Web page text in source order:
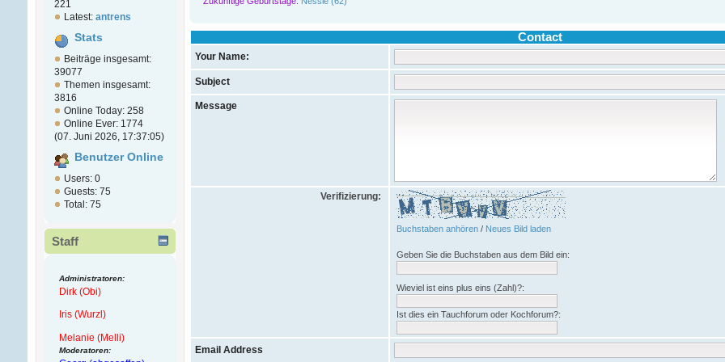
221
Latest: antrens
Stats
Beiträge insgesamt:
39077
Themen insgesamt:
3816
Online Today: 258
Online Ever: 1774
(07. Juni 2026, 17:37:05)
Benutzer Online
Users: 0
Guests: 75
Total: 75
Staff
Administratoren:
Dirk (Obi)
Iris (Wurzl)
Melanie (Melli)
Moderatoren:
Contact
Your Name:
Subject
Message
Verifizierung:
Buchstaben anhören / Neues Bild laden
Geben Sie die Buchstaben aus dem Bild ein:
Wieviel ist eins plus eins (Zahl)?:
Ist dies ein Tauchforum oder Kochforum?:
Email Address